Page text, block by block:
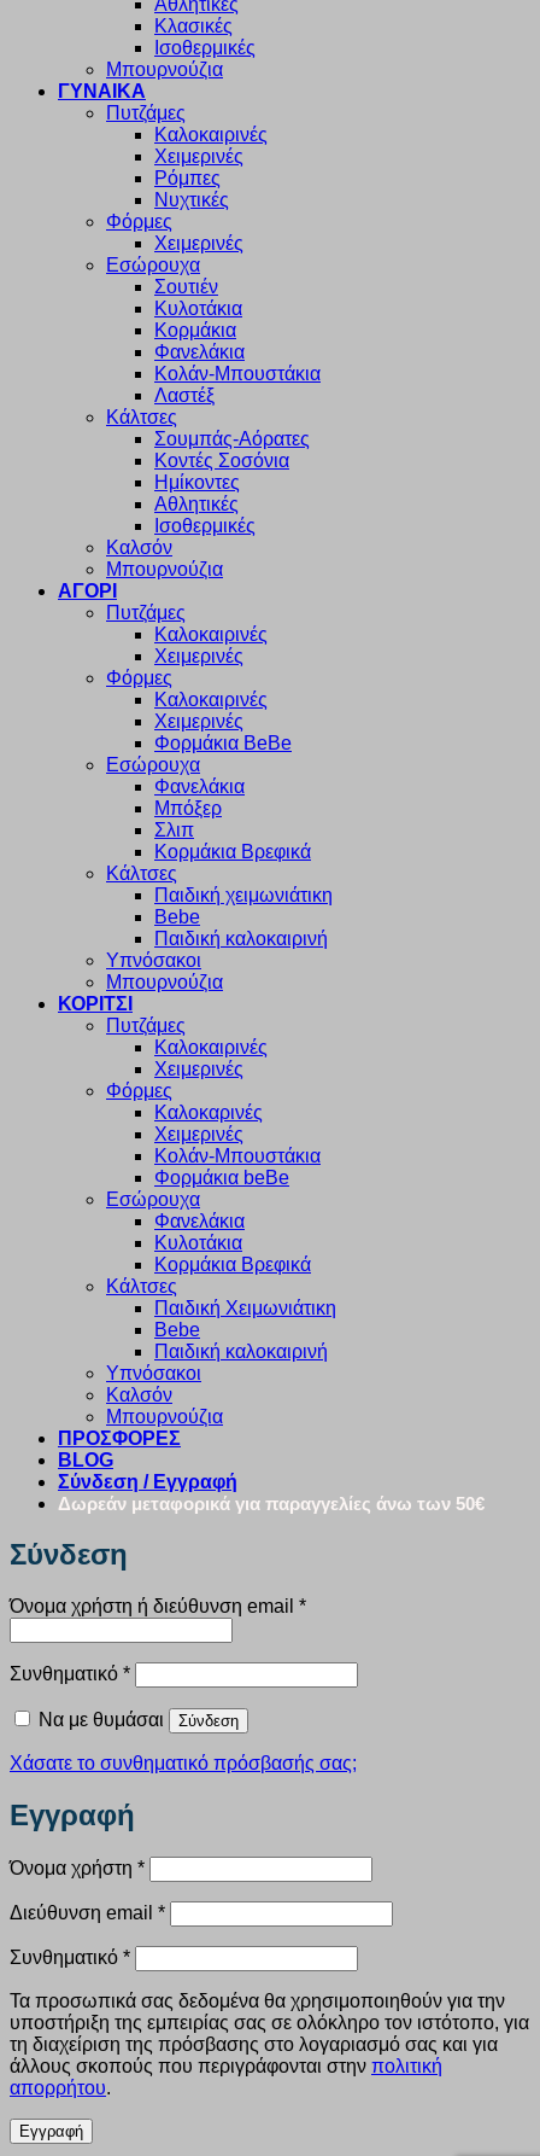
Αθλητικές
Κλασικές
Ισοθερμικές
Μπουρνούζια
ΓΥΝΑΙΚΑ
Πυτζάμες
Καλοκαιρινές
Χειμερινές
Ρόμπες
Νυχτικές
Φόρμες
Χειμερινές
Εσώρουχα
Σουτιέν
Κυλοτάκια
Κορμάκια
Φανελάκια
Κολάν-Μπουστάκια
Λαστέξ
Κάλτσες
Σουμπάς-Αόρατες
Κοντές Σοσόνια
Ημίκοντες
Αθλητικές
Ισοθερμικές
Καλσόν
Μπουρνούζια
ΑΓΟΡΙ
Πυτζάμες
Καλοκαιρινές
Χειμερινές
Φόρμες
Καλοκαιρινές
Χειμερινές
Φορμάκια BeBe
Εσώρουχα
Φανελάκια
Μπόξερ
Σλιπ
Κορμάκια Βρεφικά
Κάλτσες
Παιδική χειμωνιάτικη
Bebe
Παιδική καλοκαιρινή
Υπνόσακοι
Μπουρνούζια
ΚΟΡΙΤΣΙ
Πυτζάμες
Καλοκαιρινές
Χειμερινές
Φόρμες
Καλοκαρινές
Χειμερινές
Κολάν-Μπουστάκια
Φορμάκια beBe
Εσώρουχα
Φανελάκια
Κυλοτάκια
Κορμάκια Βρεφικά
Κάλτσες
Παιδική Χειμωνιάτικη
Bebe
Παιδική καλοκαιρινή
Υπνόσακοι
Καλσόν
Μπουρνούζια
ΠΡΟΣΦΟΡΕΣ
BLOG
Σύνδεση / Εγγραφή
Δωρεάν μεταφορικά για παραγγελίες άνω των 50€
Σύνδεση
Όνομα χρήστη ή διεύθυνση email *Απαιτείται
Συνθηματικό *Απαιτείται
Να με θυμάσαι Σύνδεση
Χάσατε το συνθηματικό πρόσβασής σας;
Εγγραφή
Όνομα χρήστη *Απαιτείται
Διεύθυνση email *Απαιτείται
Συνθηματικό *Απαιτείται
Τα προσωπικά σας δεδομένα θα χρησιμοποιηθούν για την
υποστήριξη της εμπειρίας σας σε ολόκληρο τον ιστότοπο, για
τη διαχείριση της πρόσβασης στο λογαριασμό σας και για
άλλους σκοπούς που περιγράφονται στην πολιτική
απορρήτου.
Εγγραφή